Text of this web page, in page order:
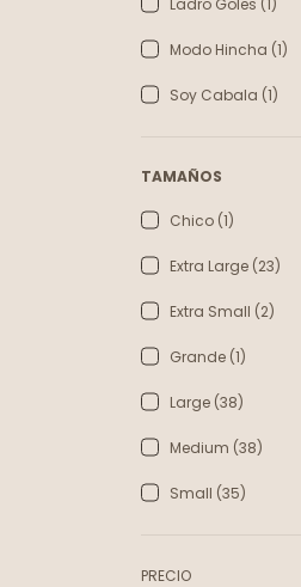
Ladro Goles (1)
Modo Hincha (1)
Soy Cabala (1)
TAMAÑOS
Chico (1)
Extra Large (23)
Extra Small (2)
Grande (1)
Large (38)
Medium (38)
Small (35)
PRECIO